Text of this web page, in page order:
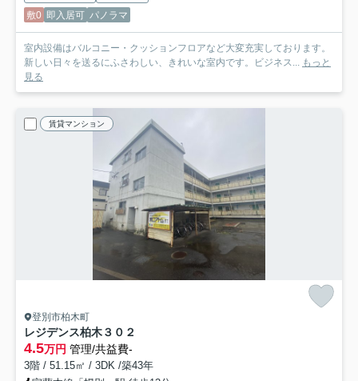
敷0 即入居可 パノラマ
室内設備はバルコニー・クッションフロアなど大変充実しております。
新しい日々を送るにふさわしい、きれいな室内です。ビジネス... もっと
見る
賃貸マンション
登別市柏木町
レジデンス柏木３０２
4.5万円 管理/共益費-
3階 / 51.15㎡ / 3DK /築43年